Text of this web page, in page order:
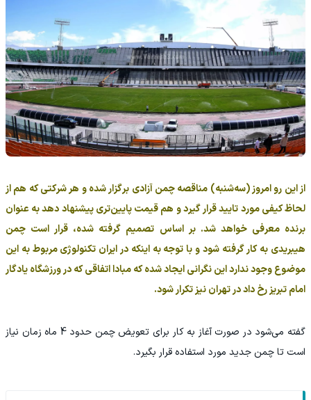
از این رو امروز (سه‌شنبه) مناقصه چمن آزادی برگزار شده و هر شرکتی که هم از
لحاظ کیفی مورد تایید قرار گیرد و هم قیمت پایین‌تری پیشنهاد دهد به عنوان
برنده معرفی خواهد شد. بر اساس تصمیم گرفته شده، قرار است چمن
هیبریدی به کار گرفته شود و با توجه به اینکه در ایران تکنولوژی مربوط به این
موضوع وجود ندارد این نگرانی ایجاد شده که مبادا اتفاقی که در ورزشگاه یادگار
امام تبریز رخ داد در تهران نیز تکرار شود.
گفته می‌شود در صورت آغاز به کار برای تعویض چمن حدود 4 ماه زمان نیاز
است تا چمن جدید مورد استفاده قرار بگیرد.